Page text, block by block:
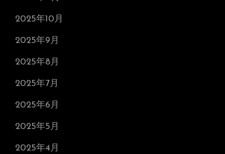
2025年10月
2025年9月
2025年8月
2025年7月
2025年6月
2025年5月
2025年4月